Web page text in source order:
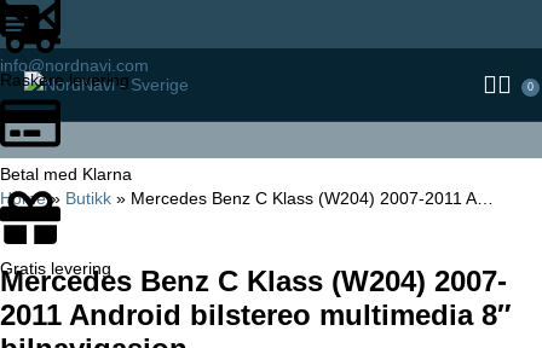
info@nordnavi.com
0
Raskere levering
Betal med Klarna
Gratis levering
Home» Butikk » Mercedes Benz C Klass (W204) 2007-2011 A…
Mercedes Benz C Klass (W204) 2007-
2011 Android bilstereo multimedia 8″